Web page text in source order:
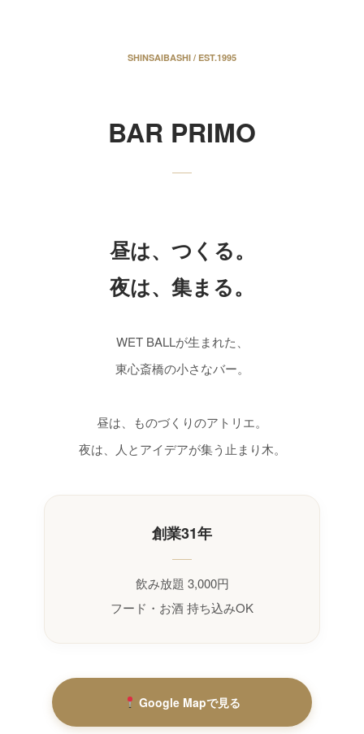
SHINSAIBASHI / EST.1995
BAR PRIMO
昼は、つくる。
夜は、集まる。
WET BALLが生まれた、
東心斎橋の小さなバー。
昼は、ものづくりのアトリエ。
夜は、人とアイデアが集う止まり木。
創業31年
飲み放題 3,000円
フード・お酒 持ち込みOK
Google Mapで見る